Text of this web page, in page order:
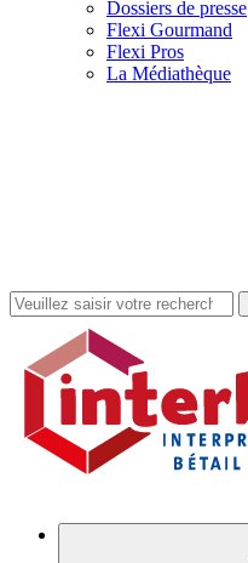
Dossiers de presse
Flexi Gourmand
Flexi Pros
La Médiathèque
Rechercher
dans
site